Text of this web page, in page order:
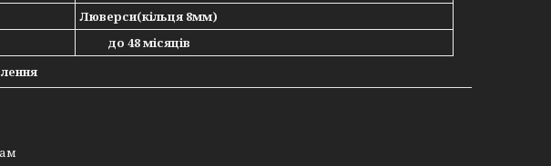
Люверси(кільця 8мм)
до 48 місяців